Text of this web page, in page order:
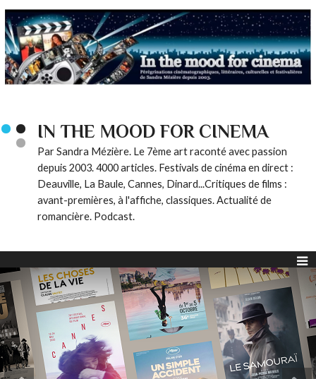
IN THE MOOD FOR CINEMA
Par Sandra Mézière. Le 7ème art raconté avec passion
depuis 2003. 4000 articles. Festivals de cinéma en direct :
Deauville, La Baule, Cannes, Dinard...Critiques de films :
avant-premières, à l'affiche, classiques. Actualité de
romancière. Podcast.